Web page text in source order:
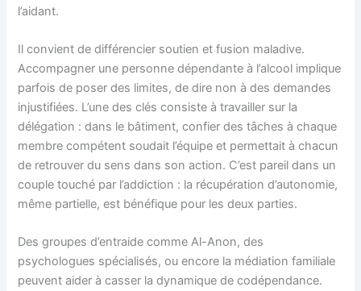
l’aidant.
Il convient de différencier soutien et fusion maladive.
Accompagner une personne dépendante à l’alcool implique
parfois de poser des limites, de dire non à des demandes
injustifiées. L’une des clés consiste à travailler sur la
délégation : dans le bâtiment, confier des tâches à chaque
membre compétent soudait l’équipe et permettait à chacun
de retrouver du sens dans son action. C’est pareil dans un
couple touché par l’addiction : la récupération d’autonomie,
même partielle, est bénéfique pour les deux parties.
Des groupes d’entraide comme Al-Anon, des
psychologues spécialisés, ou encore la médiation familiale
peuvent aider à casser la dynamique de codépendance.